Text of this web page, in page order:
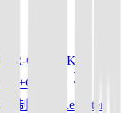
Cas13a Kit
制备
Reporter